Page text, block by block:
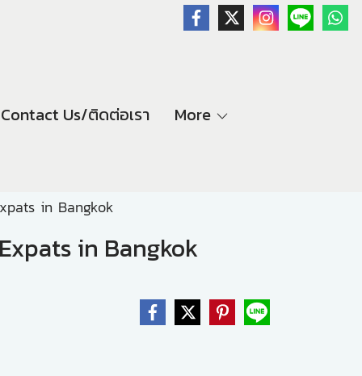
Contact Us/ติดต่อเรา More
in Bangkok
in Bangkok